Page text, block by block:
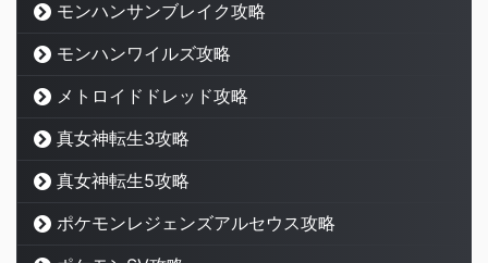
モンハンサンブレイク攻略
モンハンワイルズ攻略
メトロイドドレッド攻略
真女神転生3攻略
真女神転生5攻略
ポケモンレジェンズアルセウス攻略